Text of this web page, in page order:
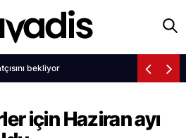
bekliyor
için Haziran ayı